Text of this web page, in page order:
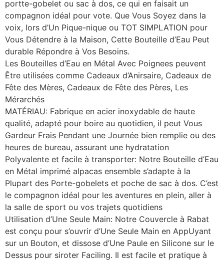
portte-gobelet ou sac à dos, ce qui en faisait un
compagnon idéal pour vote. Que Vous Soyez dans la
voix, lors d’Un Pique-nique ou TOT SIMPLATION pour
Vous Détendre à la Maison, Cette Bouteille d’Eau Peut
durable Répondre à Vos Besoins.
Les Bouteilles d’Eau en Métal Avec Poignees peuvent
Être utilisées comme Cadeaux d’Anirsaire, Cadeaux de
Fête des Mères, Cadeaux de Fête des Pères, Les
Mérarchés
MATÉRIAU: Fabrique en acier inoxydable de haute
qualité, adapté pour boire au quotidien, il peut Vous
Gardeur Frais Pendant une Journée bien remplie ou des
heures de bureau, assurant une hydratation
Polyvalente et facile à transporter: Notre Bouteille d’Eau
en Métal imprimé alpacas ensemble s’adapte à la
Plupart des Porte-gobelets et poche de sac à dos. C’est
le compagnon idéal pour les aventures en plein, aller à
la salle de sport ou vos trajets quotidiens
Utilisation d’Une Seule Main: Notre Couvercle à Rabat
est conçu pour s’ouvrir d’Une Seule Main en AppUyant
sur un Bouton, et dissose d’Une Paule en Silicone sur le
Dessus pour siroter Faciling. Il est facile et pratique à